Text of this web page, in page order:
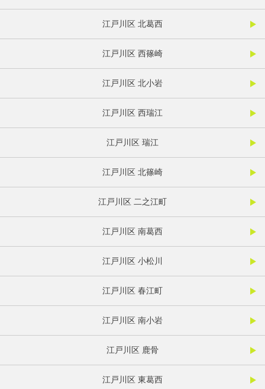
江戸川区 北葛西
江戸川区 西篠崎
江戸川区 北小岩
江戸川区 西瑞江
江戸川区 瑞江
江戸川区 北篠崎
江戸川区 二之江町
江戸川区 南葛西
江戸川区 小松川
江戸川区 春江町
江戸川区 南小岩
江戸川区 鹿骨
江戸川区 東葛西